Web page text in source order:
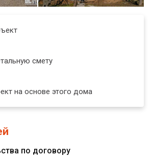
смету
на основе этого дома
по договору